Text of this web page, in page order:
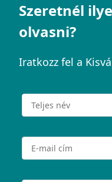
Szeretnél
olvasni?
Iratkozz fel a